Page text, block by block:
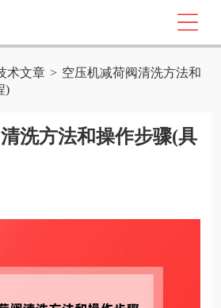
术文章 > 空压机减荷阀清洗方法和
)
洗方法和操作步骤(具